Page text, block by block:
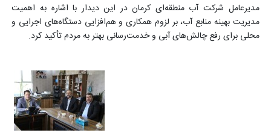
مدیرعامل شرکت آب منطقه‌ای کرمان در این دیدار با اشاره به اهمیت
مدیریت بهینه منابع آب، بر لزوم همکاری و هم‌افزایی دستگاه‌های اجرایی و
محلی برای رفع چالش‌های آبی و خدمت‌رسانی بهتر به مردم تأکید کرد.